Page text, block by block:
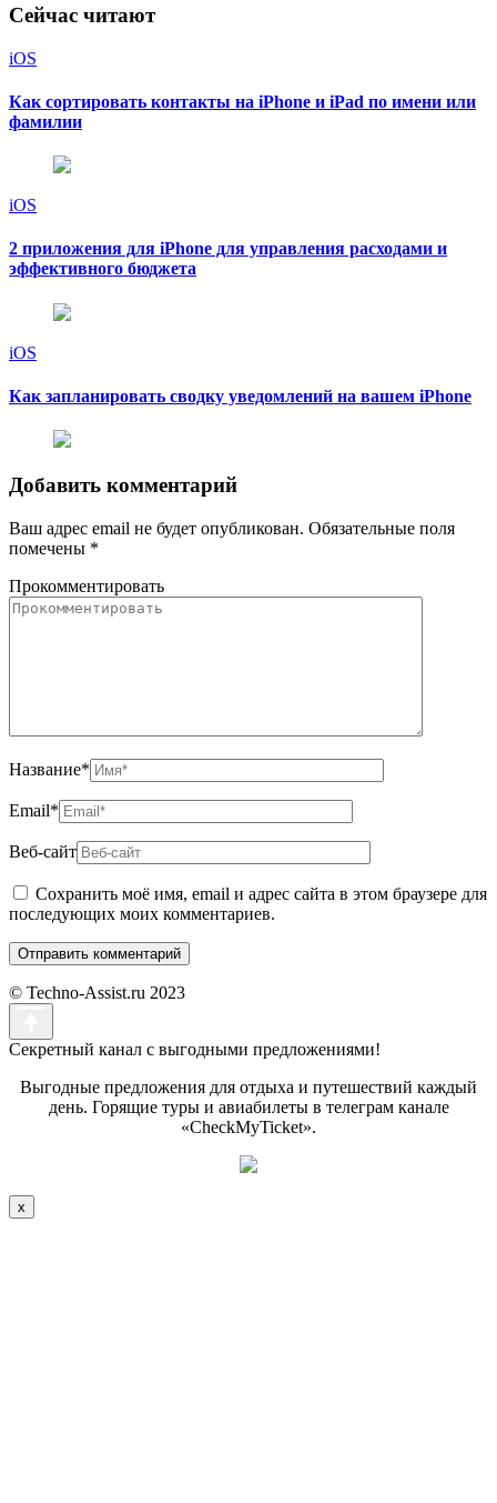
Сейчас читают
iOS
Как сортировать контакты на iPhone и iPad по имени или
фамилии
iOS
2 приложения для iPhone для управления расходами и
эффективного бюджета
iOS
Как запланировать сводку уведомлений на вашем iPhone
Добавить комментарий
Ваш адрес email не будет опубликован. Обязательные поля
помечены *
Прокомментировать
Название*
Email*
Веб-сайт
Сохранить моё имя, email и адрес сайта в этом браузере для
последующих моих комментариев.
© Techno-Assist.ru 2023
Секретный канал с выгодными предложениями!
Выгодные предложения для отдыха и путешествий каждый
день. Горящие туры и авиабилеты в телеграм канале
«CheckMyTicket».
x